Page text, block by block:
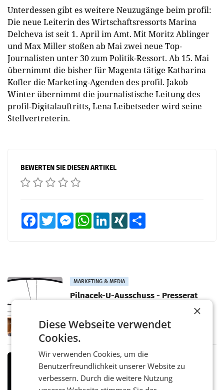
Unterdessen gibt es weitere Neuzugänge beim profil:
Die neue Leiterin des Wirtschaftsressorts Marina
Delcheva ist seit 1. April im Amt. Mit Moritz Ablinger
und Max Miller stoßen ab Mai zwei neue Top-
Journalisten unter 30 zum Politik-Ressort. Ab 15. Mai
übernimmt die bisher für Magenta tätige Katharina
Kofler die Marketing-Agenden des profil. Jakob
Winter übernimmt die journalistische Leitung des
profil-Digitalauftritts, Lena Leibetseder wird seine
Stellvertreterin.
BEWERTEN SIE DIESEN ARTIKEL
FacebookTwitter MessengerWhatsAppLinkedInXING
MARKETING & MEDIA
Pilnacek-U-Ausschuss - Presserat
fordert sensible Berichterstattung
WIEN Der Presserat fordert Medienvertreter
dazu auf, im U-Ausschuss zu den
Ermittlungen rund um das Ableben des Ex-
Sektionschefs im Justizministerium, Christian
Pilnacek, auf sensible
MARKETING & MEDIA
Stiftungsrat Lederer wehrt sich in
den SN gegen Vorwürfe
×
Diese Webseite verwendet
Cookies.
Wir verwenden Cookies, um die
Benutzerfreundlichkeit unserer Website zu
verbessern. Durch die weitere Nutzung